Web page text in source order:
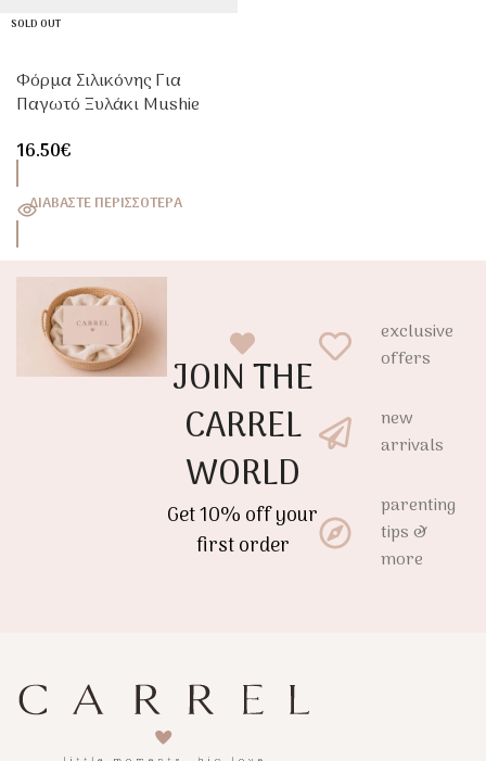
SOLD OUT
Φόρμα Σιλικόνης Για
Παγωτό Ξυλάκι Mushie
Ice Pop Mold για Μωρά
16.50€
ΔΙΑΒΆΣΤΕ ΠΕΡΙΣΣΌΤΕΡΑ
JOIN THE
CARREL
WORLD
Get 10% off your
first order
exclusive
offers
new
arrivals
parenting
tips &
more